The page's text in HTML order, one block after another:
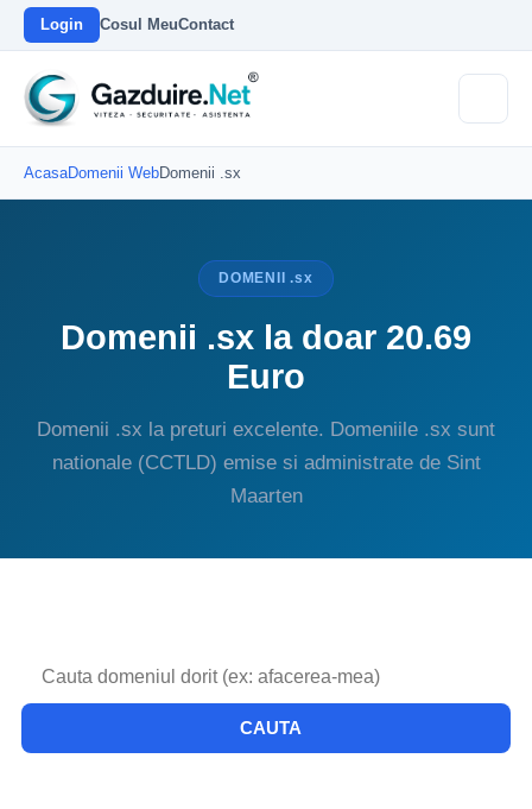
Login Cosul MeuContact
AcasaDomenii WebDomenii .sx
DOMENII .sx
Domenii .sx la doar 20.69
Euro
Domenii .sx la preturi excelente. Domeniile .sx sunt
nationale (CCTLD) emise si administrate de Sint
Maarten
CAUTA